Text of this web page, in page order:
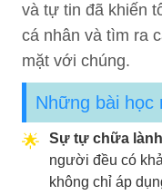
và tự tin đã khiến
cá nhân và tìm ra
mặt với chúng.
Những bài
Sự tự chữa lành
người đều có
không chỉ áp